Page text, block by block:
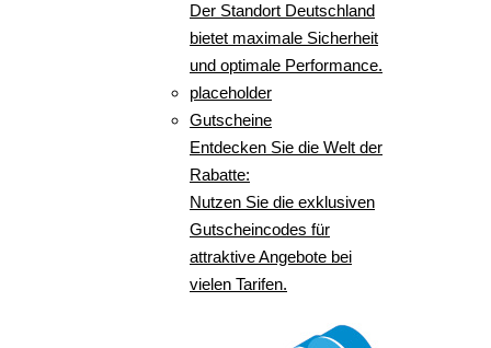
Der Standort Deutschland
bietet maximale Sicherheit
und optimale Performance.
placeholder
Gutscheine
Entdecken Sie die Welt der
Rabatte:
Nutzen Sie die exklusiven
Gutscheincodes für
attraktive Angebote bei
vielen Tarifen.